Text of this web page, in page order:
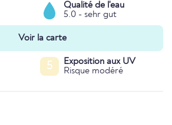
Qualité de l'eau
5.0 - sehr gut
Voir la carte
5
Exposition aux UV
Risque modéré